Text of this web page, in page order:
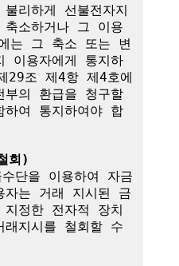
리하게 선불전자지
소하거나 그 이용
는 그 축소 또는 변
이용자에게 통지하
조 제4항 제4호에
의 환급을 청구할
여 통지하여야 합
회)
단을 이용하여 자금
자는 거래 지시된 금
정한 전자적 장치
지시를 철회할 수